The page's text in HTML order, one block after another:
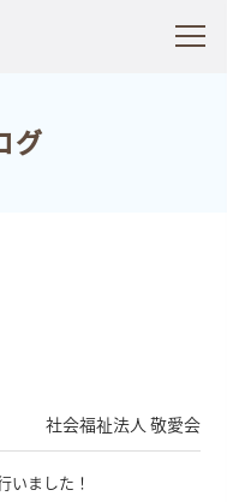
グ
社会福祉法人 敬愛会
いました！